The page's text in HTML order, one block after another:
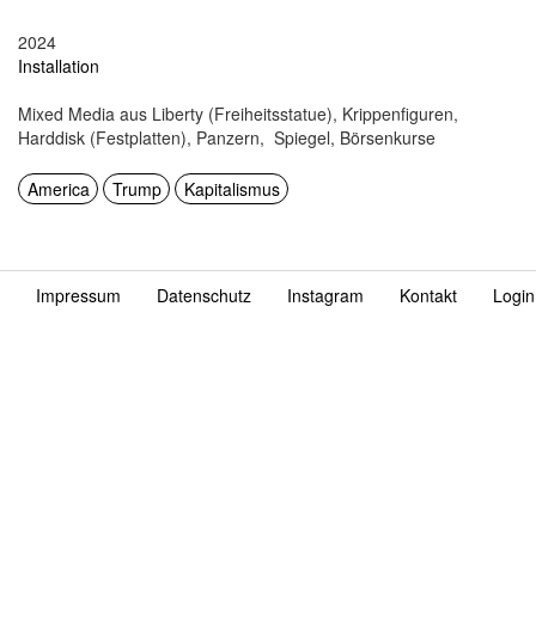
2024
Installation
Mixed Media aus Liberty (Freiheitsstatue), Krippenfiguren,
Harddisk (Festplatten), Panzern, Spiegel, Börsenkurse
America Trump Kapitalismus
Fußzeile
Impressum Datenschutz Instagram Kontakt Login